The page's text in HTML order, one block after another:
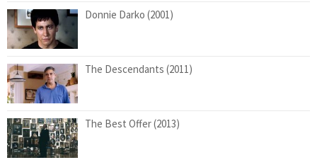
Donnie Darko (2001)
The Descendants (2011)
The Best Offer (2013)